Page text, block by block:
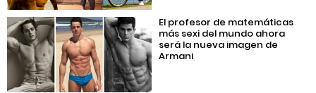
El profesor de matemáticas
más sexi del mundo ahora
será la nueva imagen de
Armani